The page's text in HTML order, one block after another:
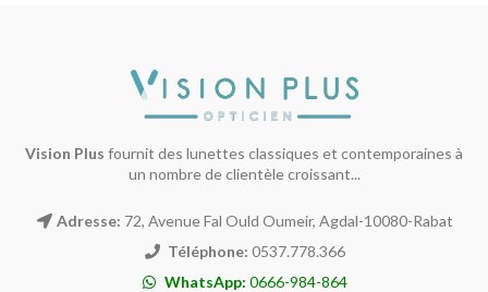
Vision Plus fournit des lunettes classiques et contemporaines à
un nombre de clientèle croissant...
Adresse: 72, Avenue Fal Ould Oumeir, Agdal-10080-Rabat
Téléphone: 0537.778.366
WhatsApp: 0666-984-864